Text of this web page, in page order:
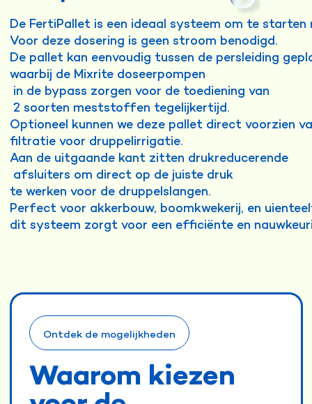
De FertiPallet is een ideaal systeem om te
Voor deze dosering is geen stroom benodigd.
De pallet kan eenvoudig tussen de persleiding
waarbij de Mixrite doseerpompen
in de bypass zorgen voor de toediening van
2 soorten meststoffen tegelijkertijd.
Optioneel kunnen we deze pallet direct voorzien
filtratie voor druppelirrigatie.
Aan de uitgaande kant zitten drukreducerende
afsluiters om direct op de juiste druk
te werken voor de druppelslangen.
Perfect voor akkerbouw, boomkwekerij, en
dit systeem zorgt voor een efficiënte en
Ontdek de mogelijkheden
Waarom kiezen